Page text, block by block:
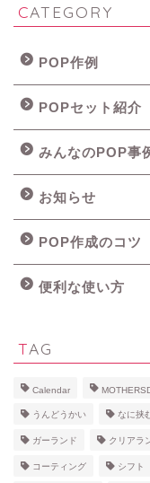
CATEGORY
POP作例
POPセット紹介
みんなのPOP事
お知らせ
POP作成のコツ
便利な使い方
TAG
Calendar
うんどうかい なに挟
ガーランド クリアラ
コーティング シフト